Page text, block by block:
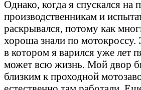
Однако, когда я спускался на
производственникам и
раскрывался, потому как
хороша знали по
в котором я варился уже лет
может всю жизнь. Мой двор
близким к проходной